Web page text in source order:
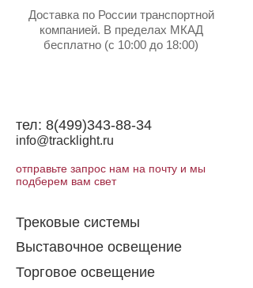
Доставка по России транспортной
компанией. В пределах МКАД
бесплатно (с 10:00 до 18:00)
тел: 8(499)343-88-34
info@tracklight.ru
отправьте запрос нам на почту и мы
подберем вам свет
Трековые системы
Выставочное освещение
Торговое освещение​